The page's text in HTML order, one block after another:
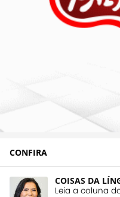
CONFIRA
COISAS DA
Leia a coluna